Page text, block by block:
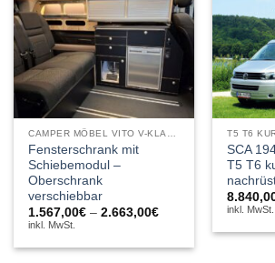
Fensterschrank mit
Schiebemodul –
Oberschrank
verschiebbar
1.567,00€ –2.663,00€Preisspanne:
2.663,00€
inkl. MwSt.
T5 T6
SCA
T5 T6
inkl. MwSt.